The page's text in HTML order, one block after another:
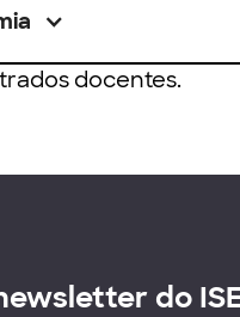
docentes.
do